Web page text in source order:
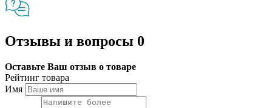
Отзывы и вопросы 0
Оставьте Ваш отзыв о товаре
Рейтинг товара
Имя